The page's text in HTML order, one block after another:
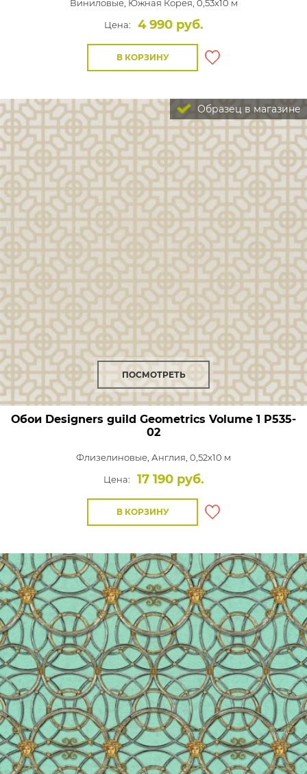
Виниловые, Южная Корея, 0,53x10 м
Цена:
4 990 руб.
В КОРЗИНУ
Образец в магазине
ПОСМОТРЕТЬ
Обои Designers guild Geometrics Volume 1 P535-
02
Флизелиновые, Англия, 0,52x10 м
Цена:
17 190 руб.
В КОРЗИНУ